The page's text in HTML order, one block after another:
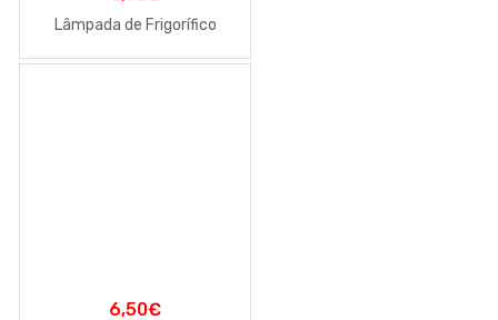
Lâmpada de Frigorífico
6,50€